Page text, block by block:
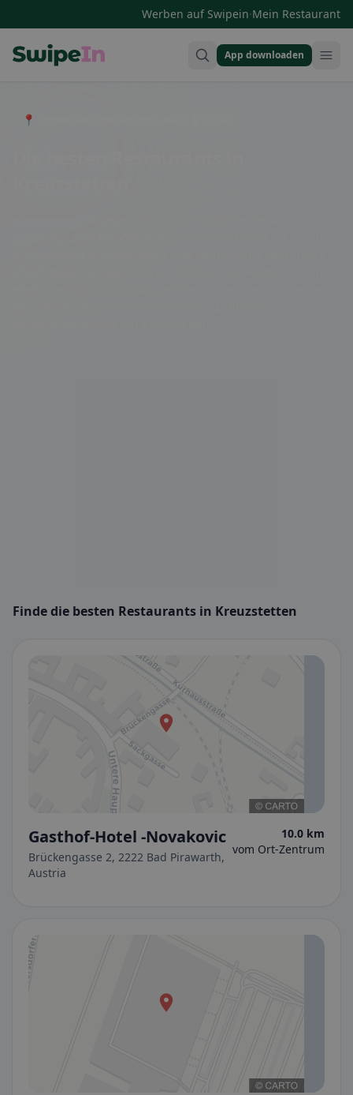
Werben auf Swipein·Mein Restaurant
App downloaden
📍 Entdecke Restaurants, Bars & Cafés
Finde die besten Restaurants in Kreuzstetten
Gasthof-Hotel -Novakovic
Brückengasse 2, 2222 Bad Pirawarth,
Austria
10.0 km
vom Ort-Zentrum